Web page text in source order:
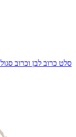
סלט כרוב לבן וכרוב